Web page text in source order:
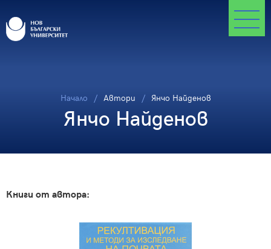
Начало Автори Янчо Найденов
Янчо Найденов
Книги от автора: